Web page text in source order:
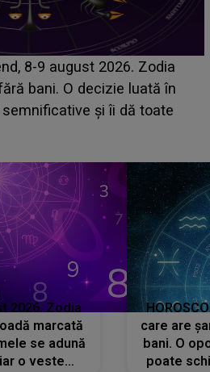
DETALIU ASCUNS
concurentul din
NEAȘTEPTATĂ despre
ei în față, eu nu te iubesc
2026. Zodia
marcată
se adună
o veste
care are
bani. O
poate